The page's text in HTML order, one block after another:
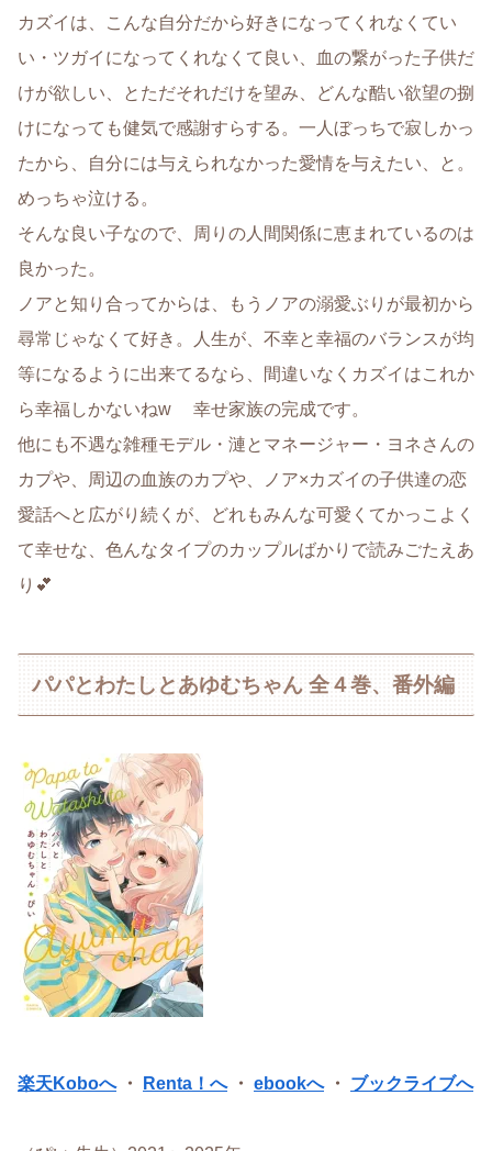
カズイは、こんな自分だから好きになってくれなくてい
い・ツガイになってくれなくて良い、血の繋がった子供だ
けが欲しい、とただそれだけを望み、どんな酷い欲望の捌
けになっても健気で感謝すらする。一人ぼっちで寂しかっ
たから、自分には与えられなかった愛情を与えたい、と。
めっちゃ泣ける。
そんな良い子なので、周りの人間関係に恵まれているのは
良かった。
ノアと知り合ってからは、もうノアの溺愛ぶりが最初から
尋常じゃなくて好き。人生が、不幸と幸福のバランスが均
等になるように出来てるなら、間違いなくカズイはこれか
ら幸福しかないねw 幸せ家族の完成です。
他にも不遇な雑種モデル・漣とマネージャー・ヨネさんの
カプや、周辺の血族のカプや、ノア×カズイの子供達の恋
愛話へと広がり続くが、どれもみんな可愛くてかっこよく
て幸せな、色んなタイプのカップルばかりで読みごたえあ
り💕
パパとわたしとあゆむちゃん 全４巻、番外編
楽天Koboへ・ Renta！へ・ ebookへ・ ブックライブへ